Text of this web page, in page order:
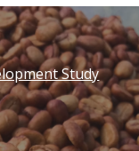
Study